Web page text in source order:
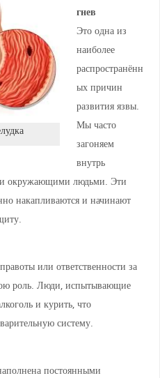
гнев
Это одна из
наиболее
распространённ
ых причин
развития язвы.
Мы часто
загоняем
внутрь
окружающими людьми. Эти
накапливаются и начинают
или ответственности за
роль. Люди, испытывающие
и курить, что
систему.
постоянными